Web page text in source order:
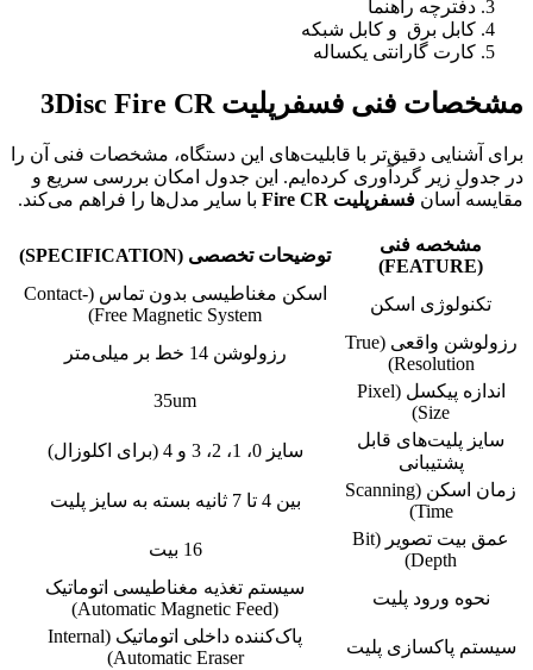
دفترچه راهنما
کابل برق و کابل شبکه
کارت گارانتی یکساله
مشخصات فنی فسفرپلیت 3Disc Fire CR
برای آشنایی دقیق‌تر با قابلیت‌های این دستگاه، مشخصات فنی آن را
در جدول زیر گردآوری کرده‌ایم. این جدول امکان بررسی سریع و
مقایسه آسان فسفرپلیت Fire CR با سایر مدل‌ها را فراهم می‌کند.
مشخصه فنی
(FEATURE)
توضیحات تخصصی (SPECIFICATION)
تکنولوژی اسکن
اسکن مغناطیسی بدون تماس (Contact-
Free Magnetic System)
رزولوشن واقعی (True
Resolution)
رزولوشن 14 خط بر میلی‌متر
اندازه پیکسل (Pixel
Size)
35um
سایز پلیت‌های قابل
پشتیبانی
سایز 0، 1، 2، 3 و 4 (برای اکلوزال)
زمان اسکن (Scanning
Time)
بین 4 تا 7 ثانیه بسته به سایز پلیت
عمق بیت تصویر (Bit
Depth)
16 بیت
نحوه ورود پلیت
سیستم تغذیه مغناطیسی اتوماتیک
(Automatic Magnetic Feed)
سیستم پاکسازی پلیت
پاک‌کننده داخلی اتوماتیک (Internal
Automatic Eraser)